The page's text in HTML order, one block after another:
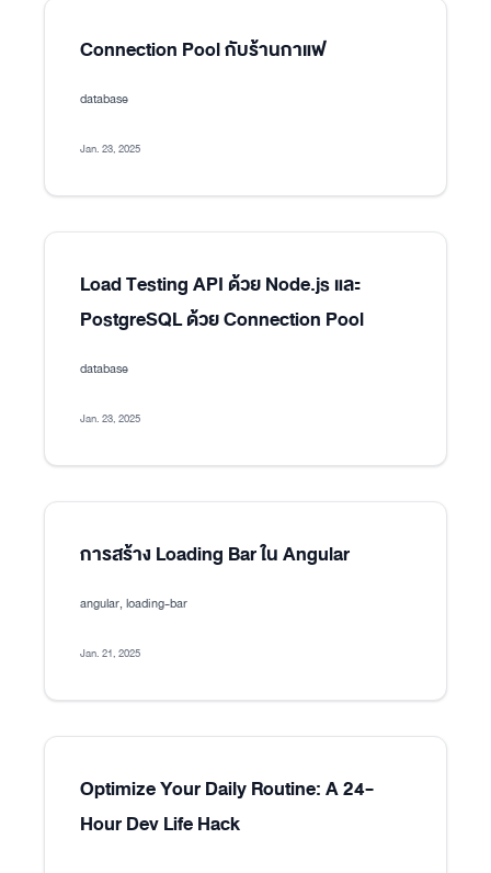
Connection Pool กับร้านกาแฟ
database
Jan. 23, 2025
Load Testing API ด้วย Node.js และ
PostgreSQL ด้วย Connection Pool
database
Jan. 23, 2025
การสร้าง Loading Bar ใน Angular
angular, loading-bar
Jan. 21, 2025
Optimize Your Daily Routine: A 24-
Hour Dev Life Hack